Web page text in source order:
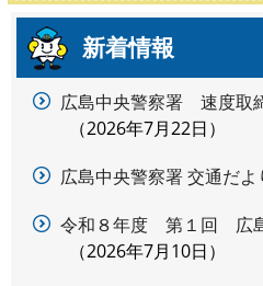
頭
飛
本
文
新着情報
広島中央警察署 速度取
2026年7月22日
広島中央警察署 交通だよ
令和８年度 第１回 広
2026年7月10日